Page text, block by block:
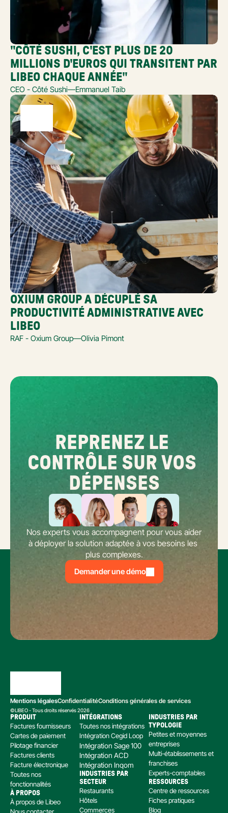
"CÔTÉ SUSHI, C'EST PLUS DE 20
MILLIONS D'EUROS QUI TRANSITENT PAR
LIBEO CHAQUE ANNÉE"
CEO - Côté Sushi—Emmanuel Taib
OXIUM GROUP A DÉCUPLÉ SA
PRODUCTIVITÉ ADMINISTRATIVE AVEC
LIBEO
RAF - Oxium Group—Olivia Pimont
REPRENEZ LE
CONTRÔLE SUR VOS
DÉPENSES
Nos experts vous accompagnent pour vous aider
à déployer la solution adaptée à vos besoins les
plus complexes.
Demander une démo
Mentions légalesConfidentialitéConditions générales de services
©LIBEO - Tous droits réservés 2026
PRODUIT
Factures fournisseurs
Cartes de paiement
Pilotage financier
Factures clients
Facture électronique
Toutes nos
fonctionnalités
À PROPOS
À propos de Libeo
INTÉGRATIONS
Toutes nos intégrations
Intégration Cegid Loop
Intégration Sage 100
Intégration ACD
Intégration Inqom
INDUSTRIES PAR
SECTEUR
Restaurants
Hôtels
Commerces
INDUSTRIES PAR
TYPOLOGIE
Petites et moyennes
entreprises
Multi-établissements et
franchises
Experts-comptables
RESSOURCES
Centre de ressources
Fiches pratiques
Blog